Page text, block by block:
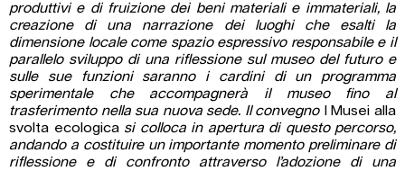
produttivi e di fruizione dei beni materiali e immateriali, la
creazione di una narrazione dei luoghi che esalti la
dimensione locale come spazio espressivo responsabile e il
parallelo sviluppo di una riflessione sul museo del futuro e
sulle sue funzioni saranno i cardini di un programma
sperimentale che accompagnerà il museo fino al
trasferimento nella sua nuova sede. Il convegnoI Musei alla
svolta ecologicasi colloca in apertura di questo percorso,
andando a costituire un importante momento preliminare di
riflessione e di confronto attraverso l’adozione di una